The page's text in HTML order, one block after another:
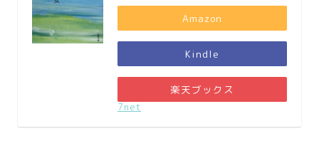
Amazon
Kindle
楽天ブックス
7net